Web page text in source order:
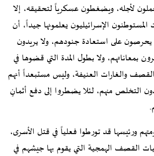
لأجله، ويضغطون عسكرياً لتحقيقه، إلا
الإسرائيليون يعلمونها جيداً، أن
على استعادة جنودهم، ولا يريدون
بمعاناتهم، ولا بطول المدة التي قضوها في
والغارات العنيفة، وليس مستبعداً أنهم
التخلص منهم، لئلا يضطروا إلى دفع أثمانٍ
ورئيسها قد تورطوا فعلياً في قتل الأسرى،
القصف الهمجية التي يقوم بها جيشهم في